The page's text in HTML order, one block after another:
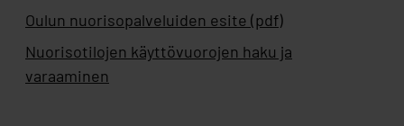
Oulun nuorisopalveluiden esite (pdf)
Nuorisotilojen käyttövuorojen haku ja
varaaminen